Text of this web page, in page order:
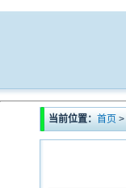
当前位置： 首页 >